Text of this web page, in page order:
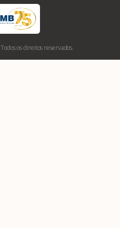
os direitos reservados.